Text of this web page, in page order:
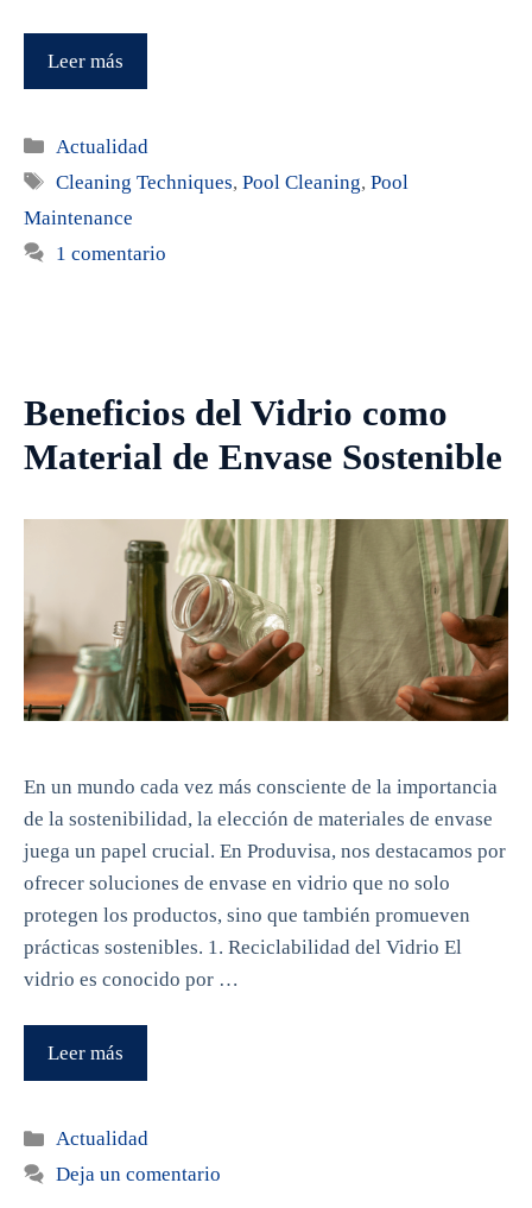
Leer más
Categorías
Actualidad
Etiquetas
Cleaning Techniques,Pool Cleaning,Pool
Maintenance
1 comentario
Beneficios del Vidrio como
Material de Envase Sostenible
En un mundo cada vez más consciente de la importancia
de la sostenibilidad, la elección de materiales de envase
juega un papel crucial. En Produvisa, nos destacamos por
ofrecer soluciones de envase en vidrio que no solo
protegen los productos, sino que también promueven
prácticas sostenibles. 1. Reciclabilidad del Vidrio El
vidrio es conocido por …
Leer más
Categorías
Actualidad
Deja un comentario